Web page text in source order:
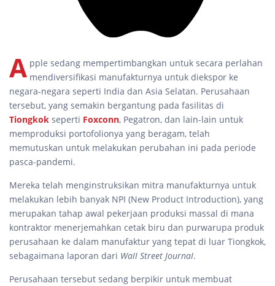
A pple sedang mempertimbangkan untuk secara perlahan
mendiversifikasi manufakturnya untuk diekspor ke
negara-negara seperti India dan Asia Selatan. Perusahaan
tersebut, yang semakin bergantung pada fasilitas di
Tiongkok seperti Foxconn, Pegatron, dan lain-lain untuk
memproduksi portofolionya yang beragam, telah
memutuskan untuk melakukan perubahan ini pada periode
pasca-pandemi.
Mereka telah menginstruksikan mitra manufakturnya untuk
melakukan lebih banyak NPI (New Product Introduction), yang
merupakan tahap awal pekerjaan produksi massal di mana
kontraktor menerjemahkan cetak biru dan purwarupa produk
perusahaan ke dalam manufaktur yang tepat di luar Tiongkok,
sebagaimana laporan dari Wall Street Journal.
Perusahaan tersebut sedang berpikir untuk membuat